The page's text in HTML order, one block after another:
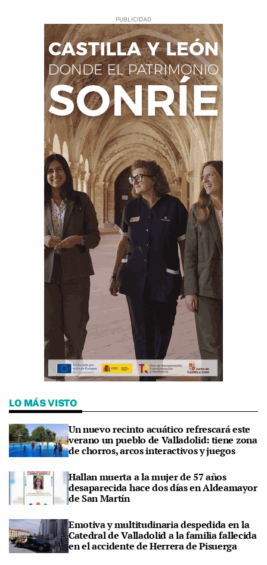
LO MÁS VISTO
Un nuevo recinto acuático refrescará este
verano un pueblo de Valladolid: tiene zona
de chorros, arcos interactivos y juegos
Hallan muerta a la mujer de 57 años
desaparecida hace dos días en Aldeamayor
de San Martín
Emotiva y multitudinaria despedida en la
Catedral de Valladolid a la familia fallecida
en el accidente de Herrera de Pisuerga